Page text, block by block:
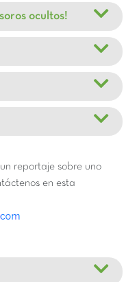
ocultos!
reportaje sobre uno
en esta